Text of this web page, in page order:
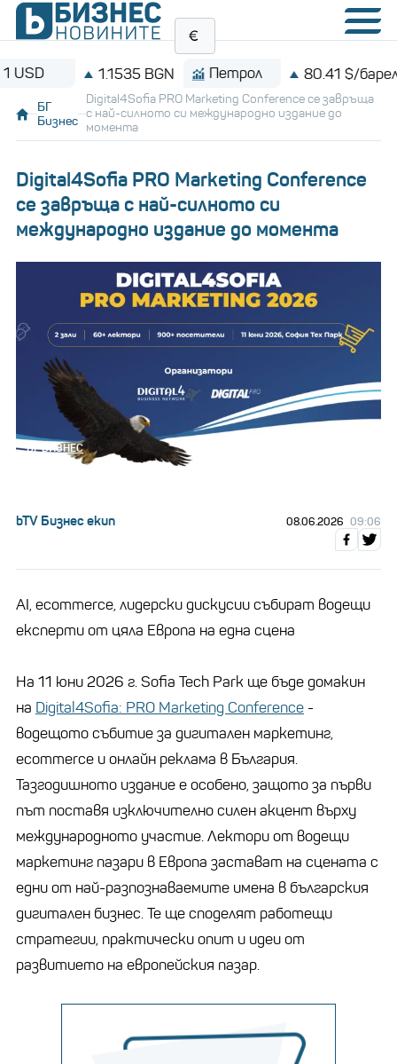
1.1535 BGN Петрол 80.41 $/барел
БГ
Бизнес
Digital4Sofia PRO Marketing Conference се завръща
с най-силното си международно издание до
момента
Digital4Sofia PRO Marketing Conference
се завръща с най-силното си
международно издание до момента
БГ БИЗНЕС
bTV Бизнес екип 08.06.2026 09:06
AI, ecommerce, лидерски дискусии събират водещи
експерти от цяла Европа на една сцена
На 11 юни 2026 г. Sofia Tech Park ще бъде домакин
на Digital4Sofia: PRO Marketing Conference -
водещото събитие за дигитален маркетинг,
ecommerce и онлайн реклама в България.
Тазгодишното издание е особено, защото за първи
път поставя изключително силен акцент върху
международното участие. Лектори от водещи
маркетинг пазари в Европа застават на сцената с
едни от най-разпознаваемите имена в българския
дигитален бизнес. Те ще споделят работещи
стратегии, практически опит и идеи от
развитието на европейския пазар.